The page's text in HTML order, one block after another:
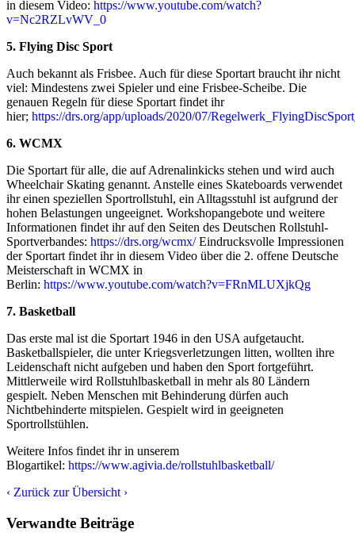
in diesem Video: https://www.youtube.com/watch?
v=Nc2RZLvWV_0
5. Flying Disc Sport
Auch bekannt als Frisbee. Auch für diese Sportart braucht ihr nicht
viel: Mindestens zwei Spieler und eine Frisbee-Scheibe. Die
genauen Regeln für diese Sportart findet ihr
hier; https://drs.org/app/uploads/2020/07/
6. WCMX
Die Sportart für alle, die auf Adrenalinkicks stehen und wird auch
Wheelchair Skating genannt. Anstelle eines Skateboards verwendet
ihr einen speziellen Sportrollstuhl, ein Alltagsstuhl ist aufgrund der
hohen Belastungen ungeeignet. Workshopangebote und weitere
Informationen findet ihr auf den Seiten des Deutschen Rollstuhl-
Sportverbandes: https://drs.org/wcmx/Eindrucksvolle Impressionen
der Sportart findet ihr in diesem Video über die 2. offene Deutsche
Meisterschaft in WCMX in
Berlin: https://www.youtube.com/watch?v=FRnMLUXjkQg
7. Basketball
Das erste mal ist die Sportart 1946 in den USA aufgetaucht.
Basketballspieler, die unter Kriegsverletzungen litten, wollten ihre
Leidenschaft nicht aufgeben und haben den Sport fortgeführt.
Mittlerweile wird Rollstuhlbasketball in mehr als 80 Ländern
gespielt. Neben Menschen mit Behinderung dürfen auch
Nichtbehinderte mitspielen. Gespielt wird in geeigneten
Sportrollstühlen.
Weitere Infos findet ihr in unserem
Blogartikel: https://www.agivia.de/rollstuhlbasketball/
‹ Zurück zur Übersicht ›
Verwandte Beiträge